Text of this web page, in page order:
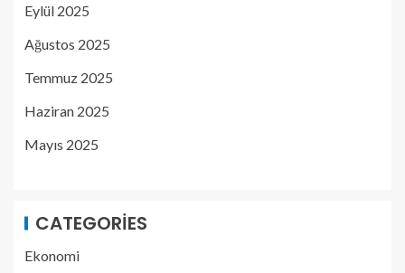
Eylül 2025
Ağustos 2025
Temmuz 2025
Haziran 2025
Mayıs 2025
CATEGORIES
Ekonomi